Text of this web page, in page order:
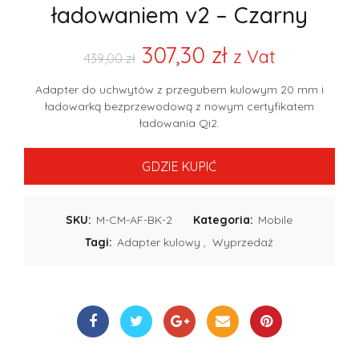
ładowaniem v2 – Czarny
439,00zł 307,30 zł z Vat
Adapter do uchwytów z przegubem kulowym 20 mm i
ładowarką bezprzewodową z nowym certyfikatem
ładowania Qi2.
GDZIE KUPIĆ
SKU: M-CM-AF-BK-2 Kategoria: Mobile
Tagi: Adapter kulowy , Wyprzedaż